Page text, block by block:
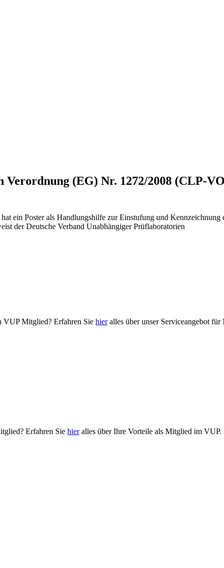
Verordnung (EG) Nr. 1272/2008 (CLP-
ein Poster als Handlungshilfe zur Einstufung und
der Deutsche Verband Unabhängiger Prüflaboratorien
VUP Mitglied? Erfahren Sie hieralles über unser Serviceangebot für
Erfahren Sie hieralles über Ihre Vorteile als Mitglied im VUP.